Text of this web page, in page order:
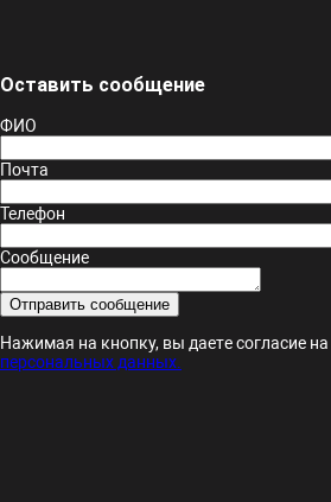
Оставить сообщение
ФИО
Почта
Телефон
Сообщение
Нажимая на кнопку, вы даете согласие на
персональных данных.